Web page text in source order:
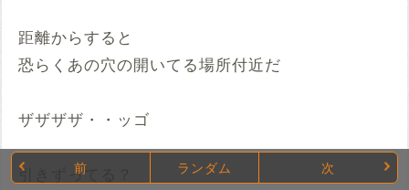
距離からすると
恐らくあの穴の開いてる場所付近だ
ザザザザ・・ッゴ
引きずってる？
前 ランダム 次